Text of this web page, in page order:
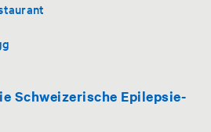
Schweizerische Epilepsie-